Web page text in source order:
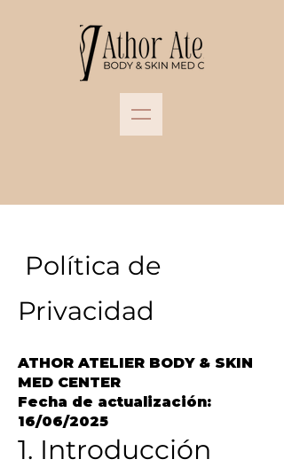
ATHOR ATELIER BODY & SKIN
MED CENTER
Fecha de actualización:
16/06/2025
1. Introducción
Política de
Privacidad